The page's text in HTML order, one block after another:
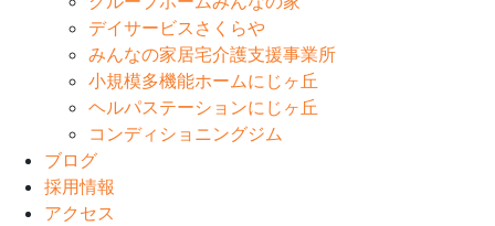
デイサービスさくらや
みんなの家居宅介護支援事業所
小規模多機能ホームにじヶ丘
ヘルパステーションにじヶ丘
コンディショニングジム
ブログ
採用情報
アクセス